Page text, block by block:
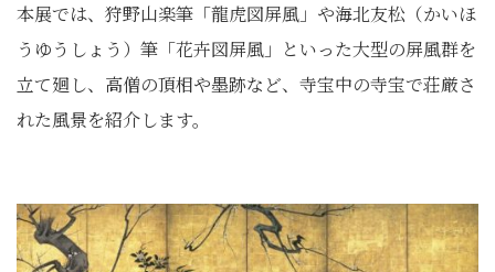
本展では、狩野山楽筆「龍虎図屏風」や海北友松（かいほ
うゆうしょう）筆「花卉図屏風」といった大型の屏風群を
立て廻し、高僧の頂相や墨跡など、寺宝中の寺宝で荘厳さ
れた風景を紹介します。